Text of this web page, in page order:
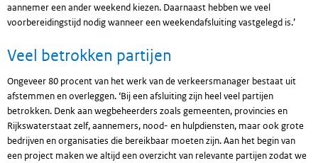
aannemer een ander weekend kiezen. Daarnaast hebben we veel
voorbereidingstijd nodig wanneer een weekendafsluiting vastgelegd is.’
Veel betrokken partijen
Ongeveer 80 procent van het werk van de verkeersmanager bestaat uit
afstemmen en overleggen. ‘Bij een afsluiting zijn heel veel partijen
betrokken. Denk aan wegbeheerders zoals gemeenten, provincies en
Rijkswaterstaat zelf, aannemers, nood- en hulpdiensten, maar ook grote
bedrijven en organisaties die bereikbaar moeten zijn. Aan het begin van
een project maken we altijd een overzicht van relevante partijen zodat we